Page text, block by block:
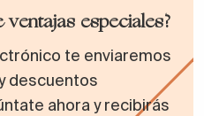
especiales?
te enviaremos
descuentos
ahora y recibirás